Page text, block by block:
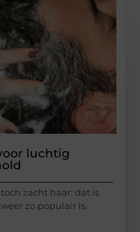
luchtig
zacht haar: dat is
zo populair is.